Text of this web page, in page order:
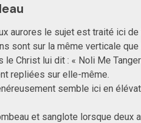
aurores le sujet est traité ici
sont sur la même verticale
Christ lui dit : « Noli Me
repliées sur elle-même.
semble ici en
et sanglote lorsque deux